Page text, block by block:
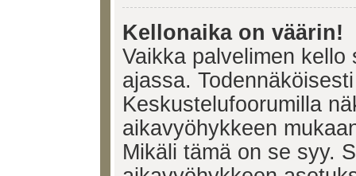
Kellonaika on väärin!
Vaikka palvelimen
ajassa.
Keskustelufoorumilla
aikavyöhykkeen
Mikäli tämä on se syy.